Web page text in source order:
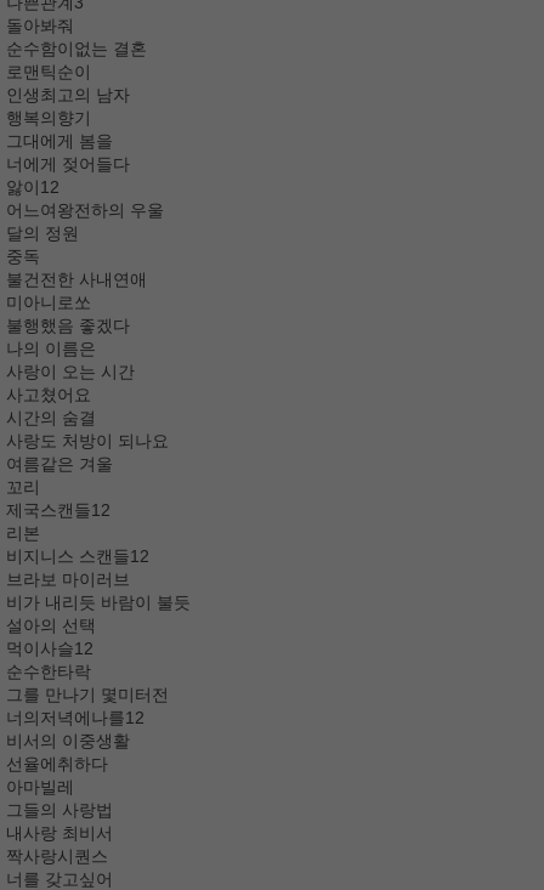
돌아봐줘
순수함이없는 결혼
로맨틱순이
인생최고의 남자
행복의향기
그대에게 봄을
너에게 젖어들다
앓이12
어느여왕전하의 우울
달의 정원
중독
불건전한 사내연애
미아니로쏘
불행했음 좋겠다
나의 이름은
사랑이 오는 시간
사고쳤어요
시간의 숨결
사랑도 처방이 되나요
여름같은 겨울
꼬리
제국스캔들12
리본
비지니스 스캔들12
브라보 마이러브
비가 내리듯 바람이 불듯
설아의 선택
먹이사슬12
순수한타락
그를 만나기 몇미터전
너의저녁에나를12
비서의 이중생활
선율에취하다
아마빌레
그들의 사랑법
내사랑 최비서
짝사랑시퀀스
너를 갖고싶어